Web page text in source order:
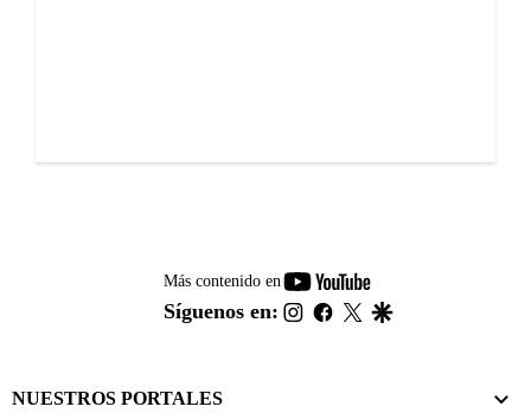
Más contenido en
youtube-
footer
Síguenos en: instagram
facebook
twitter
NUESTROS PORTALES